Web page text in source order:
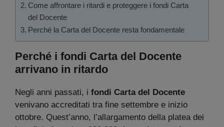
Come affrontare i ritardi e proteggere i fondi Carta
del Docente
Perché la Carta del Docente resta fondamentale
Perché i fondi Carta del Docente
arrivano in ritardo
Negli anni passati, i fondi Carta del Docente
venivano accreditati tra fine settembre e inizio
ottobre. Quest’anno, l’allargamento della platea dei